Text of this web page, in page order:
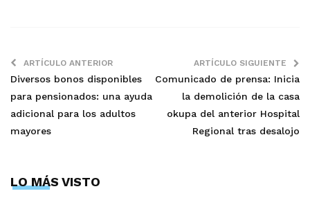
ARTÍCULO ANTERIOR
Diversos bonos disponibles
para pensionados: una ayuda
adicional para los adultos
mayores
ARTÍCULO SIGUIENTE
Comunicado de prensa: Inicia
la demolición de la casa
okupa del anterior Hospital
Regional tras desalojo
LO MÁS VISTO